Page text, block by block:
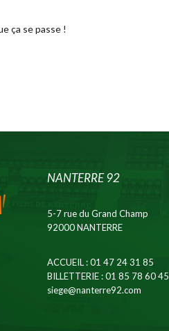
ça se passe !
NANTERRE 92
5-7 rue du Grand Champ
92000 NANTERRE
ACCUEIL : 01 47 24 31 85
BILLETTERIE : 01 85 78 60 45
siege@nanterre92.com